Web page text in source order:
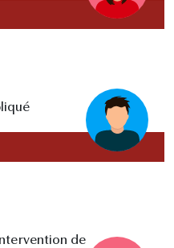
de